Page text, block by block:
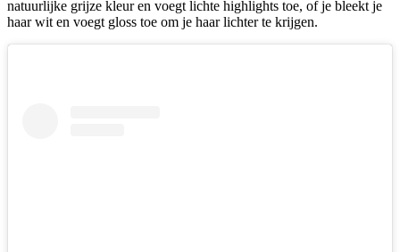
natuurlijke grijze kleur en voegt lichte highlights toe, of je bleekt je
haar wit en voegt gloss toe om je haar lichter te krijgen.